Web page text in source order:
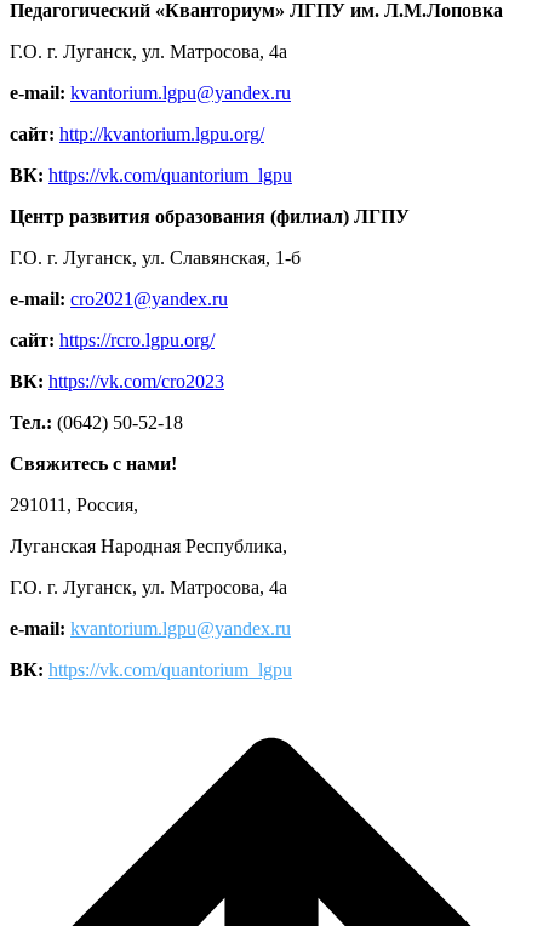
Педагогический «Кванториум» ЛГПУ им. Л.М.Лоповка
Г.О. г. Луганск, ул. Матросова, 4а
e-mail: kvantorium.lgpu@yandex.ru
сайт: http://kvantorium.lgpu.org/
ВК: https://vk.com/quantorium_lgpu
Центр развития образования (филиал) ЛГПУ
Г.О. г. Луганск, ул. Славянская, 1-б
e-mail: cro2021@yandex.ru
сайт: https://rcro.lgpu.org/
ВК: https://vk.com/cro2023
Тел.: (0642) 50-52-18
Свяжитесь с нами!
291011, Россия,
Луганская Народная Республика,
Г.О. г. Луганск, ул. Матросова, 4а
e-mail: kvantorium.lgpu@yandex.ru
ВК: https://vk.com/quantorium_lgpu